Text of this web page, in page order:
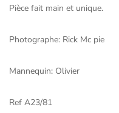
Pièce fait main et unique.
Photographe: Rick Mc pie
Mannequin: Olivier
Ref A23/81